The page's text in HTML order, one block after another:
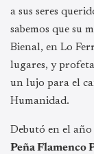
a sus seres
sabemos que su
Bienal, en Lo
lugares, y
un lujo para el
Humanidad.
Debutó en el
Peña Flamenco